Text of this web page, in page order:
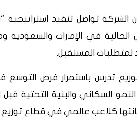
الشركة تواصل تنفيذ
الحالية في الإمارات
لمتطلبات المستقبل.
تدرس باستمرار فرص
النمو السكاني والبنية التحتية
كلاعب عالمي في قطاع توزيع